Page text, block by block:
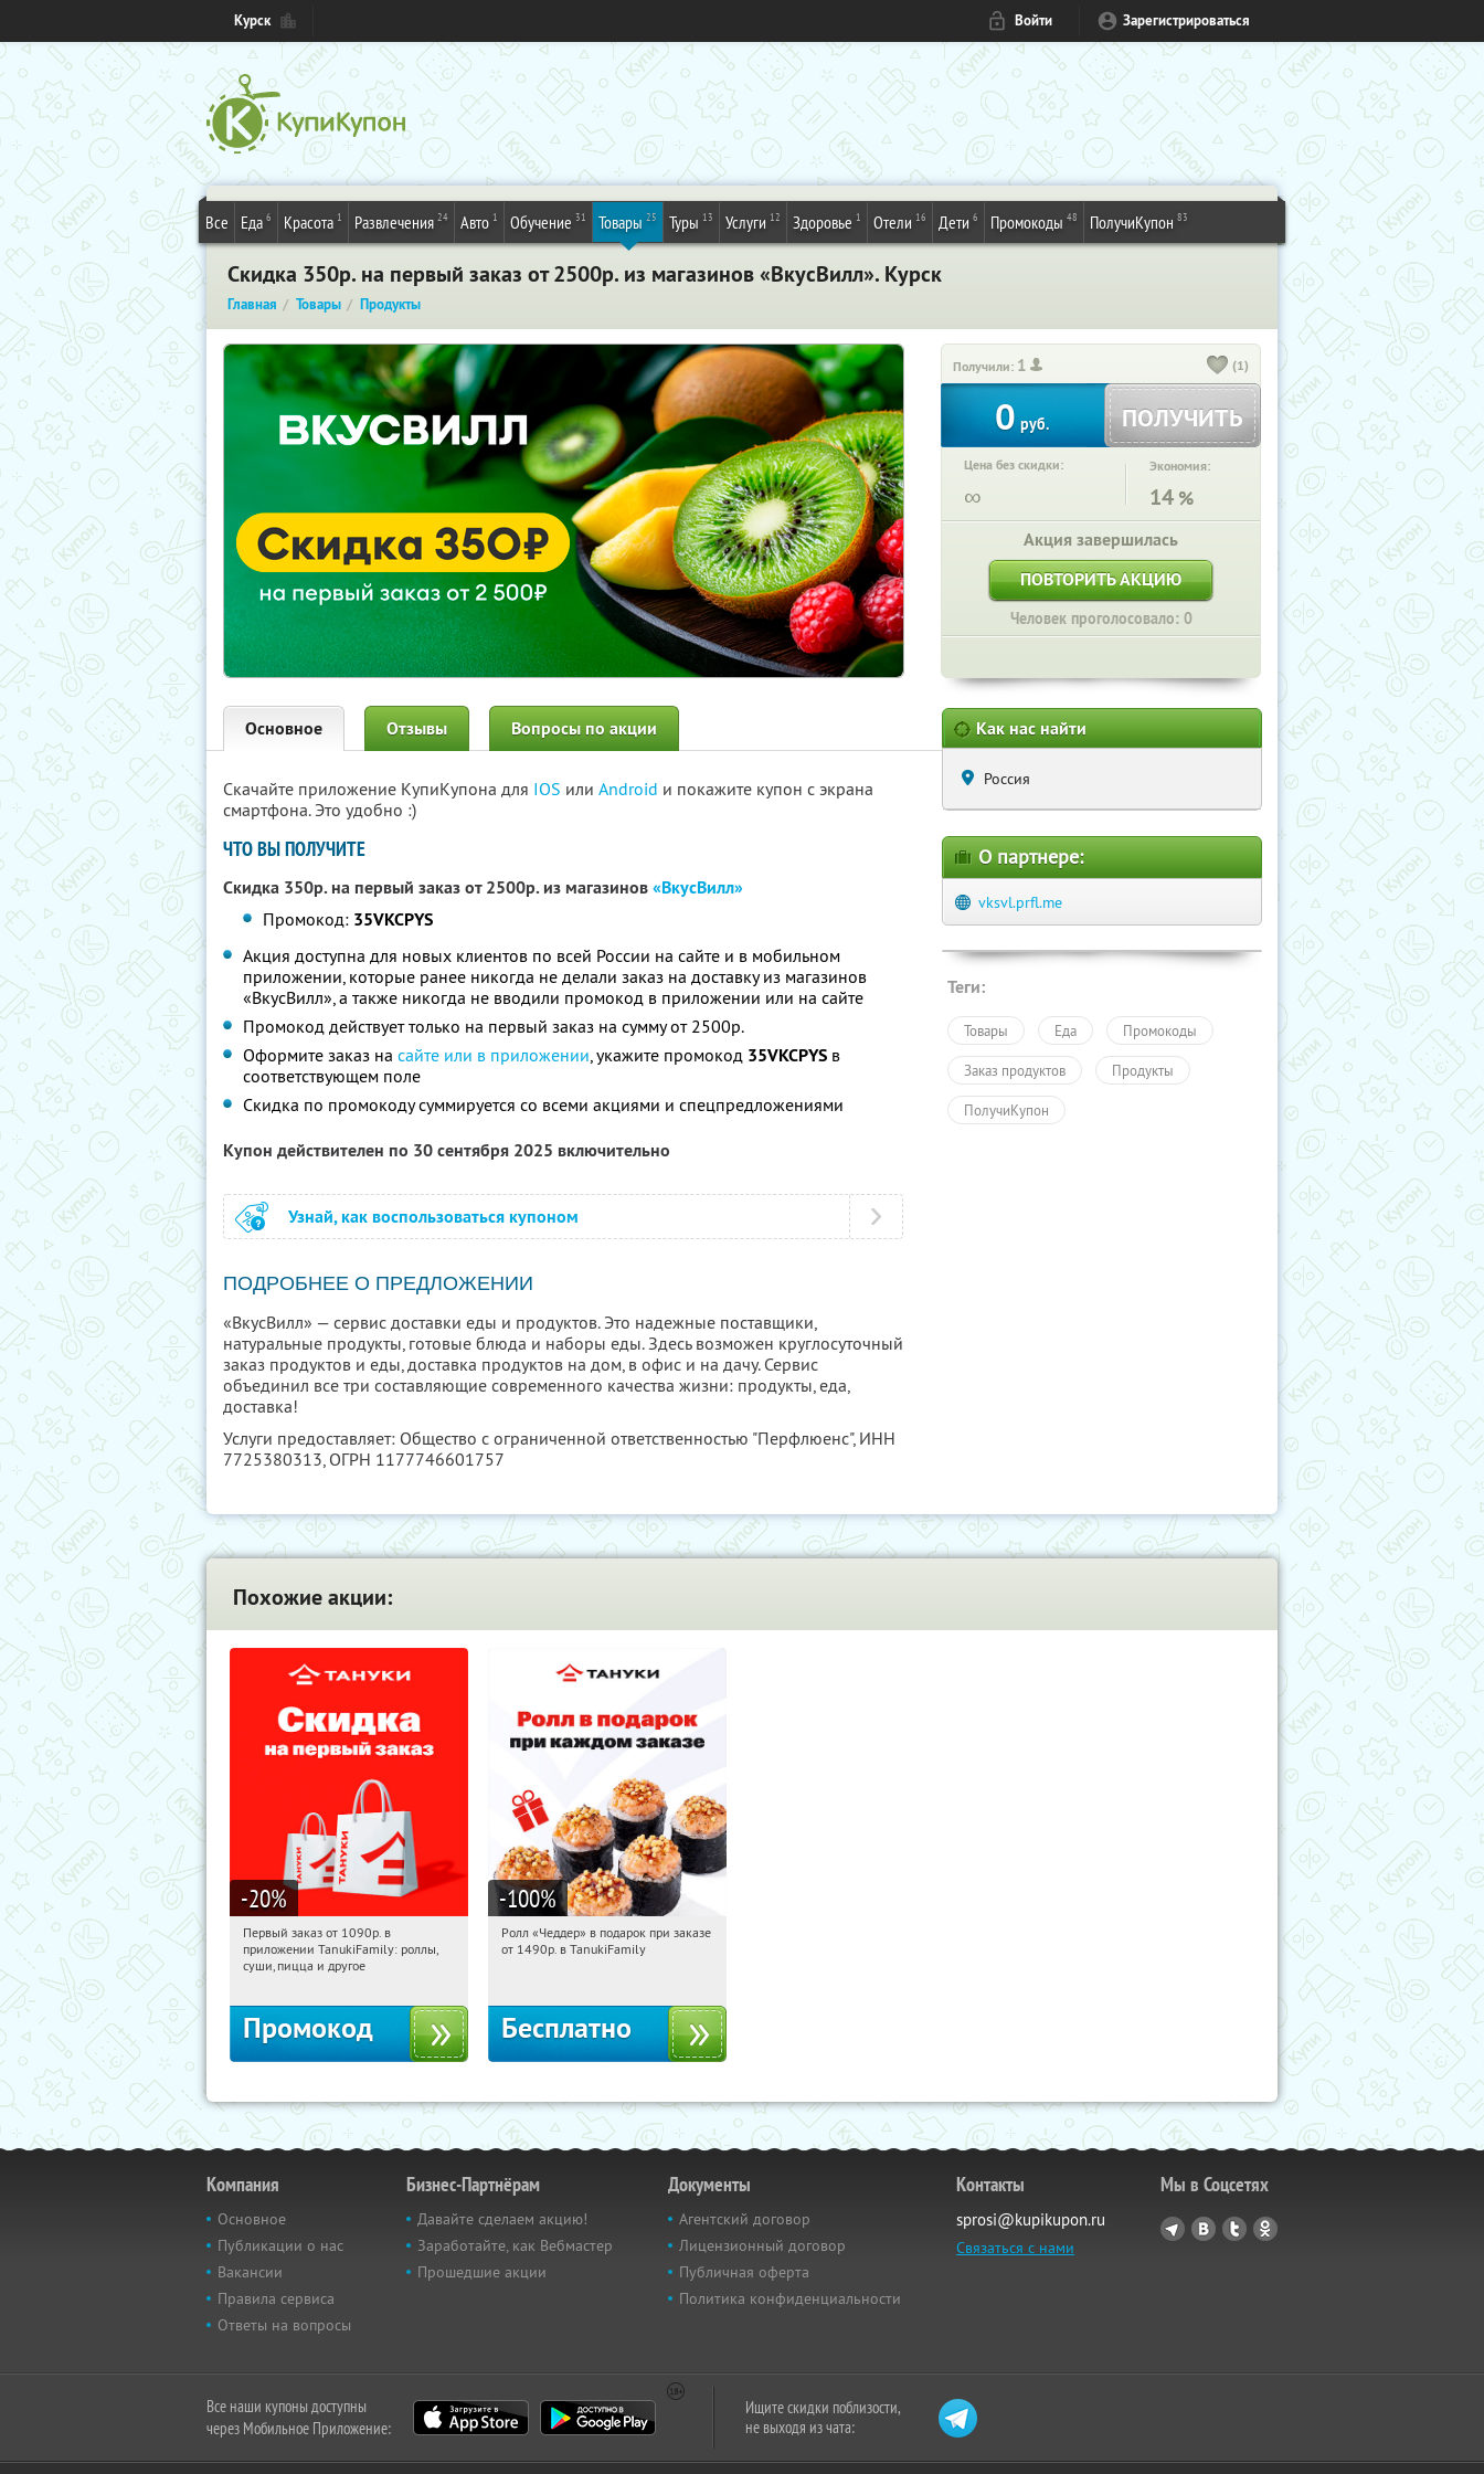
Курск Войти Зарегистрироваться
Все Еда 6 Красота 1 Развлечения 24 Авто 1 Обучение 31 Товары 25 Туры 13 Услуги 12 Здоровье 1 Отели 16 Дети 6 Промокоды 48 ПолучиКупон 83
Скидка 350р. на первый заказ от 2500р. из магазинов «ВкусВилл». Курск
Главная Товары Продукты
Получили: 1 (1)
0 руб. ПОЛУЧИТЬ
Цена без скидки:
∞
Экономия:
14 %
Акция завершилась
ПОВТОРИТЬ АКЦИЮ
Человек проголосовало: 0
Основное Отзывы Вопросы по акции
Скачайте приложение КупиКупона для IOS или Android и покажите купон с экрана
смартфона. Это удобно :)
ЧТО ВЫ ПОЛУЧИТЕ
Скидка 350р. на первый заказ от 2500р. из магазинов«ВкусВилл»
Промокод: 35VKCPYS
Акция доступна для новых клиентов по всей России на сайте и в мобильном
приложении, которые ранее никогда не делали заказ на доставку из магазинов
«ВкусВилл», а также никогда не вводили промокод в приложении или на сайте
Промокод действует только на первый заказ на сумму от 2500р.
Оформите заказ на сайте или в приложении, укажите промокод 35VKCPYS в
соответствующем поле
Скидка по промокоду суммируется со всеми акциями и спецпредложениями
Купон действителен по 30 сентября 2025 включительно
Узнай, как воспользоваться купоном
ПОДРОБНЕЕ О ПРЕДЛОЖЕНИИ
«ВкусВилл» — сервис доставки еды и продуктов. Это надежные поставщики,
натуральные продукты, готовые блюда и наборы еды. Здесь возможен круглосуточный
заказ продуктов и еды, доставка продуктов на дом, в офис и на дачу. Сервис
объединил все три составляющие современного качества жизни: продукты, еда,
доставка!
Услуги предоставляет: Общество с ограниченной ответственностью "Перфлюенс", ИНН
7725380313, ОГРН 1177746601757
Как нас найти
Россия
О партнере:
vksvl.prfl.me
Теги:
Товары Еда Промокоды
Заказ продуктов Продукты
ПолучиКупон
Похожие акции:
-20%
02:06:44 Получили:
Россия
Первый заказ от 1090р. в
приложении TanukiFamily: роллы,
суши, пицца и другое
Промокод
-100%
02:06:44 Получили:108
Ролл «Чеддер» в подарок при заказе
от 1490р. в TanukiFamily
Бесплатно
Компания
Основное
Публикации о нас
Вакансии
Правила сервиса
Ответы на вопросы
Бизнес-Партнёрам
Давайте сделаем акцию!
Заработайте, как Вебмастер
Прошедшие акции
Документы
Агентский договор
Лицензионный договор
Публичная оферта
Политика конфиденциальности
Контакты
sprosi@kupikupon.ru
Связаться с нами
Мы в Соцсетях
Все наши купоны доступны
через Мобильное Приложение:
Ищите скидки поблизости,
не выходя из чата: